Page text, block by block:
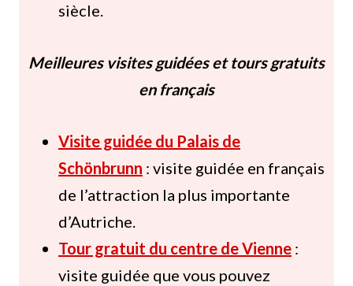
siècle.
Meilleures visites guidées et tours gratuits
en français
Visite guidée du Palais de
Schönbrunn : visite guidée en français
de l’attraction la plus importante
d’Autriche.
Tour gratuit du centre de Vienne :
visite guidée que vous pouvez